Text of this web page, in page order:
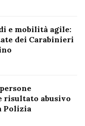
e mobilità agile:
dei Carabinieri
risultato abusivo
Polizia